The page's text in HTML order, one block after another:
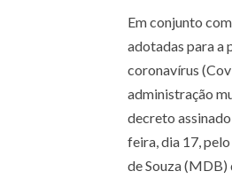
Em conjunto
adotadas para a
coronavírus
administração
decreto
feira, dia 17,
de Souza (MDB)